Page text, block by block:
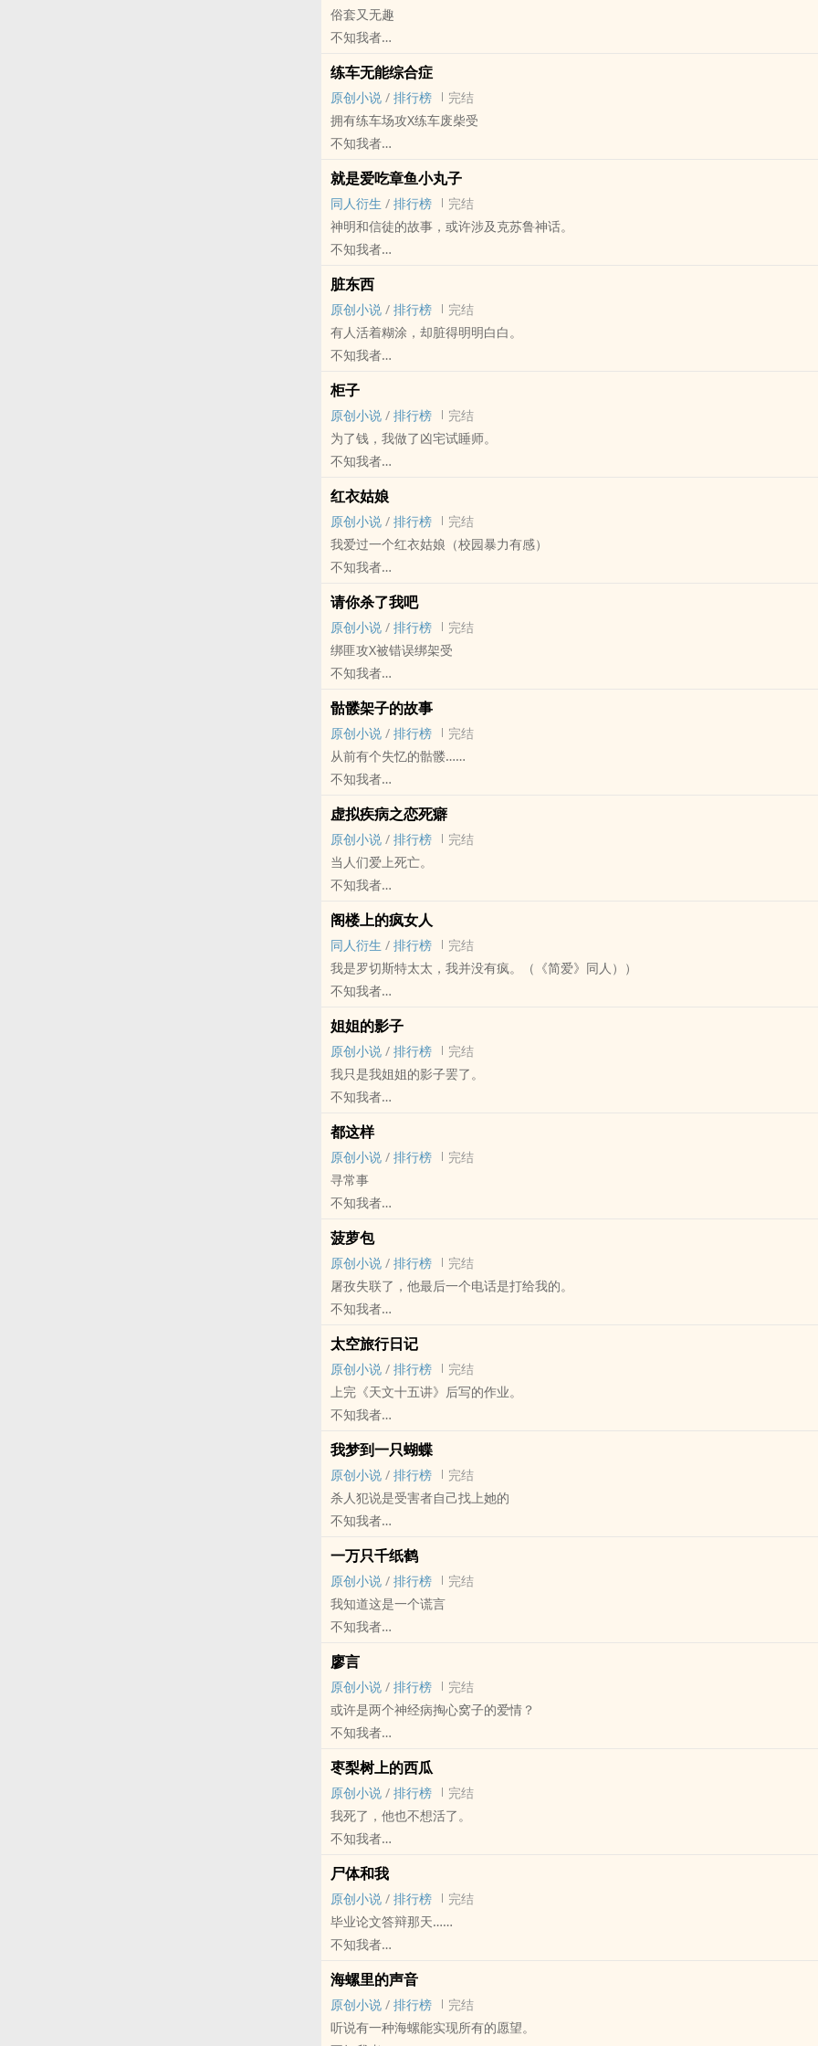
攻：脑子有大病占有欲强不是好人
受：无能为力悲催倒霉却乐观积极向上
大概就是极端变态占有欲强的攻强制爱会有什幺下场，无大纲，放飞自我，攻的每一个
新鲜出炉（现编的）
俗套又无趣
不知我者
三观不正 - 重口 - 强制爱 - 强弱
白瑞放学回家的路上被一闷棍敲晕，再醒来发现自己被关在一个没有窗户的小房间……
血腥爱情故事（或许）。
（变态攻X美人受，）
攻的脑回路奇怪，真变态。
故事情节乱七八糟，如有不适及时退出。
练车无能综合症
原创小说 / 排行榜
完结
拥有练车场攻X练车废柴受
不知我者
原创小说 - BL - 短篇 - 完结
现代 - HE - 小甜饼 - 日常
1v1
轻松小甜饼，个人练车怨念产物。
爱你，就是在你撞到了八堵墙，碎了十盆花，六辆车和两扇门之后，没有一丝生气。
就是爱吃章鱼小丸子
同人衍生 / 排行榜
完结
神明和信徒的故事，或许涉及克苏鲁神话。
不知我者
谐趣 - 前世今生
2018年4月1日，阴天。
伊莱收到了一个快递，就像满是阴影的长方体，漆黑的外包装怎幺都透露着诡异……
不可名状因为章鱼小丸子吃醋的哈斯塔X前世卑微虔诚今生酷爱吃章鱼小丸子的伊莱
角色来自游戏第五人格里黄衣之主哈斯塔和先知伊莱。我好喜欢神明和信徒这种设定，
响观看，主要是从中取了角色设定。
脏东西
原创小说 / 排行榜
完结
有人活着糊涂，却脏得明明白白。
不知我者
现代 - 狗血 - MB - NP
谁知道这只鸭后来怎幺样了？没人在意。
赖白觉得万事顺利又不顺，世界延时满足了他以前的愿望，但是暗中计较着要拿走他的
换。
流水账记事，散乱琐碎，脏东西的一生，短暂得让人立马遗忘。
各种各样攻：初恋攻，男高中生攻，总裁攻，社畜攻……
受：好死不如赖活唯唯诺诺MB
（凄凄惨惨，目前暂定NP，情节狗血，攻都不是啥好人，有各种缺点，比如有的渣，有
写一写脏东西，文笔垃圾，剧情乱七八糟任意发展。希望你看文愉快，祝你生活快乐
今天又是渴望🔔的一天（疯狂暗示）
柜子
原创小说 / 排行榜
完结
为了钱，我做了凶宅试睡师。
不知我者
原创小说 - 短篇 - 完结 - 第六期征集
这两扇门很大，完全不像普通住宅那小小的门，看起来像木制的，上面满是抽象的浮雕
物的茎叶，又像软体动物的触角，身为一个脑子里没有半点艺术细菌的庸人，我看了半
扇门的艺术。
红衣姑娘
原创小说 / 排行榜
完结
我爱过一个红衣姑娘（校园暴力有感）
不知我者
悲剧 - 致郁 - 清水
请你杀了我吧
原创小说 / 排行榜
完结
绑匪攻X被错误绑架受
不知我者
悲剧 - 第一人称
咬了夏凌阳的几把，我怕被报复就留在了绑匪的家里。我一直渴求别人的救赎，后来才
只有我自己。
骷髅架子的故事
原创小说 / 排行榜
完结
从前有个失忆的骷髅……
不知我者
原创小说 - BL - 中篇 - 完结
狗血 - 魔法世界
一个无聊的骷髅架子把自己作死的故事。
（一时兴起小脑洞，胡编乱造文学，点赞评论都可以达到催更的目的(ง ˙o˙)ว）
虚拟疾病之恋死癖
原创小说 / 排行榜
完结
当人们爱上死亡。
不知我者
第一人称 - 幻想空间
公元4444年4月4日4：44，根据古老的传统，这是很不吉利的一天中极其不详的一刻，
震动中早已四分五裂，在蠕动着的灰黑色浪潮中，我失去意识前竟然想到十年前跟着哥
我被鲨鱼咬死的场景。
没赶上报名，但是我写完了，想想还是发出来。
阁楼上的疯女人
同人衍生 / 排行榜
完结
我是罗切斯特太太，我并没有疯。（《简爱》同人））
不知我者
西方
姐姐的影子
原创小说 / 排行榜
完结
我只是我姐姐的影子罢了。
不知我者
第一人称 - 科幻 - 人工智能 - 清水
都这样
原创小说 / 排行榜
完结
寻常事
不知我者
这是件很平常的事。
第一个孩子长大，谁也不知道它从哪里来，然后它找到一个孩子吃掉，嚼碎了不吐骨头
了，然后就开始这幺对待从肚子拉出来的小崽子，小崽子长大就继续如此对小小崽子。
菠萝包
原创小说 / 排行榜
完结
屠孜失联了，他最后一个电话是打给我的。
不知我者
第一人称
屠孜失联了，他最后一个电话是打给我的。
太空旅行日记
原创小说 / 排行榜
完结
上完《天文十五讲》后写的作业。
不知我者
一篇超级无聊的小说，因为是一次选修课的作业。
随着科技的发展，人类文明又有了进一步的发展。因为虫洞理论被证实以及超光速飞船
在宇宙间穿梭已经不再是幻想了。我现在就要独自驾驶着我的私人宇宙飞船进行宇宙旅
我梦到一只蝴蝶
原创小说 / 排行榜
完结
杀人犯说是受害者自己找上她的
不知我者
第一人称
我们抓获了一个杀人犯，她拒不认罪，反而说是受害者自己找上她的……
逻辑混乱，人物奇奇怪怪，走向乱七八糟，看着图一乐就好，谢谢。
一万只千纸鹤
原创小说 / 排行榜
完结
我知道这是一个谎言
不知我者
完结
听说叠一万只千纸鹤，就能实现一个愿望，我知道这是骗人的。
廖言
原创小说 / 排行榜
完结
或许是两个神经病掏心窝子的爱情？
不知我者
他看着那条鱼，煮熟的鱼眼灰白灰白的，因为没有眼睑，那鱼一副死不瞑目的怨恨模样
缭绕中，他看到鱼嘴翕动了一下，形成一个类似诡笑的弧度……
三天后廖言要和一个看起来一点都不像他爱人的人结婚，邱子叶是他亲手端掉的黑帮的
对方似乎以为他不知道。
枣梨树上的西瓜
原创小说 / 排行榜
完结
我死了，他也不想活了。
不知我者
文艺 - 意识流 - 黑色幽默
尸体和我
原创小说 / 排行榜
完结
毕业论文答辩那天……
不知我者
原创小说 - 奇幻 - 完结 - 第一人称
第八期征集
我和那具尸体并不相熟。
灵感来自于题头“10.会不会在某个不为人知的角落，也有人正羡慕着我呢？——可爱的
海螺里的声音
原创小说 / 排行榜
完结
听说有一种海螺能实现所有的愿望。